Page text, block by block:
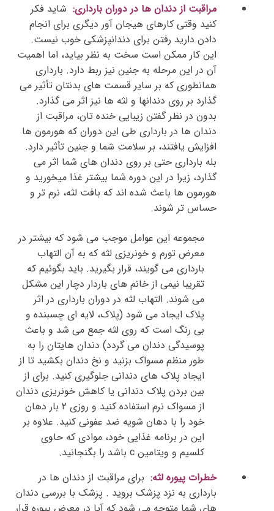
مراقبت از دندان ها در دوران بارداری: شاید فکر
کنید وقتی کارهای هیجان آور دیگری برای انجام
دادن دارید رفتن برای دندانپزشکی خوب نیست.
این کار ممکن است سخت به نظر بیاید، اما اهمیت
آن در این مرحله به جنین نیز ربط دارد. بارداری
همانطوری که بر سایر قسمت های بدنتان تأثیر می
گذارد بر روی دندانها و لثه ها نیز اثر می گذارد.
بدون در نظر گفتن زیبایی خنده تان، مراقبت از
دندان ها در بارداری طی این دوران که هورمون ها
افزایش یافتند، بر سلامت شما و جنین تأثیر دارد.
بله بارداری حتی بر روی دندان های شما اثر می
گذارد، زیرا در این دوره شما بیشتر غذا میخورید و
هورمون ها باعث شده اند که بافت لثه، نرم تر و
حساس تر شوند.
مجموعه این عوامل موجب می شود که بیشتر در
معرض تورم و خونریزی لثه که به آن التهاب
بارداری می گویند، قرار بگیرید. باید بگوئیم که
تقریبا نیمی از خانم های باردار دچار این مشکل
می شوند. التهاب لثه در دوران بارداری در اثر
پلاک ایجاد می شود (پلاک، لایه ای چسبنده و
بی رنگ است که روی لثه جمع می شد و باعث
پوسیدگی دندان می گردد) دندان هایتان را به
طور منظم مسواک بزنید و نخ دندان بکشید تا از
ایجاد پلاک های دندانی جلوگیری کنید. برای از
بین بردن پلاک دندانی یا کاهش خونریزی دندان
از مسواک نرم استفاده کنید و روزی ۲ بار دهان
خود را با دهان شویه ضد عفونی کنید. علاوه بر
این در برنامه غذایی خود، موادی که حاوی
کلسیم و ویتامین c باشد را بگنجانید.
خطرات پیوره لثه: برای مراقبت از دندان ها در
بارداری به نزد پزشک بروید . پزشک با بررسی دندان
های شما متوجه می شود که آیا در معرض پیوره قرار